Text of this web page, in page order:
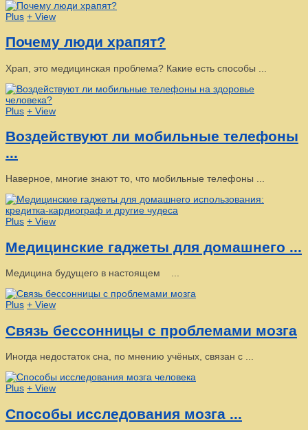
Plus + View
Почему люди храпят?
Храп, это медицинская проблема? Какие есть способы ...
Plus + View
Воздействуют ли мобильные телефоны
...
Наверное, многие знают то, что мобильные телефоны ...
Plus + View
Медицинские гаджеты для домашнего ...
Медицина будущего в настоящем ...
Plus + View
Связь бессонницы с проблемами мозга
Иногда недостаток сна, по мнению учёных, связан с ...
Plus + View
Способы исследования мозга ...